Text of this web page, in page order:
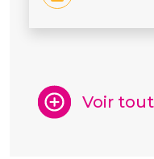
Voir